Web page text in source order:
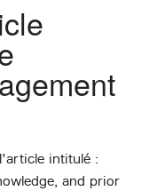
intitulé :
and prior